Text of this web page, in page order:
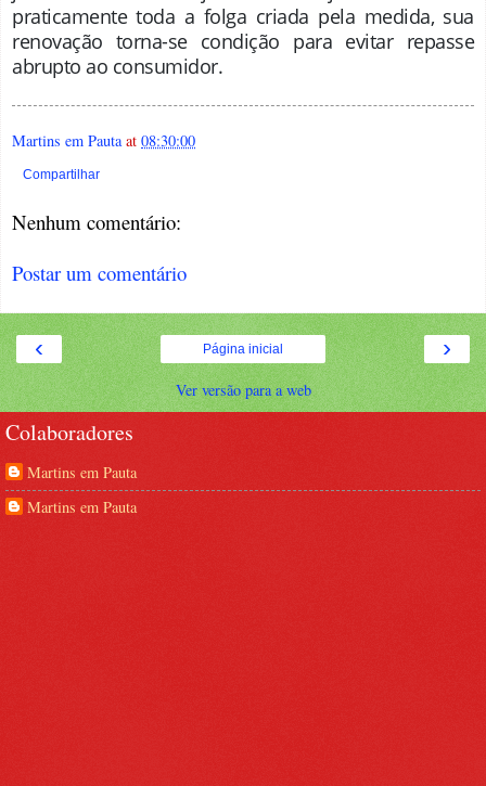
praticamente toda a folga criada pela medida, sua
renovação torna-se condição para evitar repasse
abrupto ao consumidor.
Martins em Pauta at 08:30:00
Compartilhar
Nenhum comentário:
Postar um comentário
‹ ›
Página inicial
Ver versão para a web
Colaboradores
Martins em Pauta
Martins em Pauta